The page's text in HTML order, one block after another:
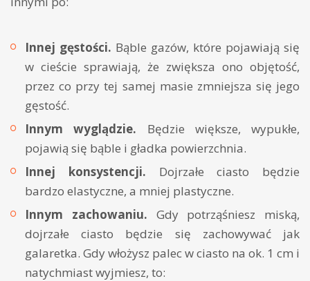
Innej gęstości. Bąble gazów, które pojawiają się
w cieście sprawiają, że zwiększa ono objętość,
przez co przy tej samej masie zmniejsza się jego
gęstość.
Innym wyglądzie. Będzie większe, wypukłe,
pojawią się bąble i gładka powierzchnia.
Innej konsystencji. Dojrzałe ciasto będzie
bardzo elastyczne, a mniej plastyczne.
Innym zachowaniu. Gdy potrząśniesz miską,
dojrzałe ciasto będzie się zachowywać jak
galaretka. Gdy włożysz palec w ciasto na ok. 1 cm i
natychmiast wyjmiesz, to: